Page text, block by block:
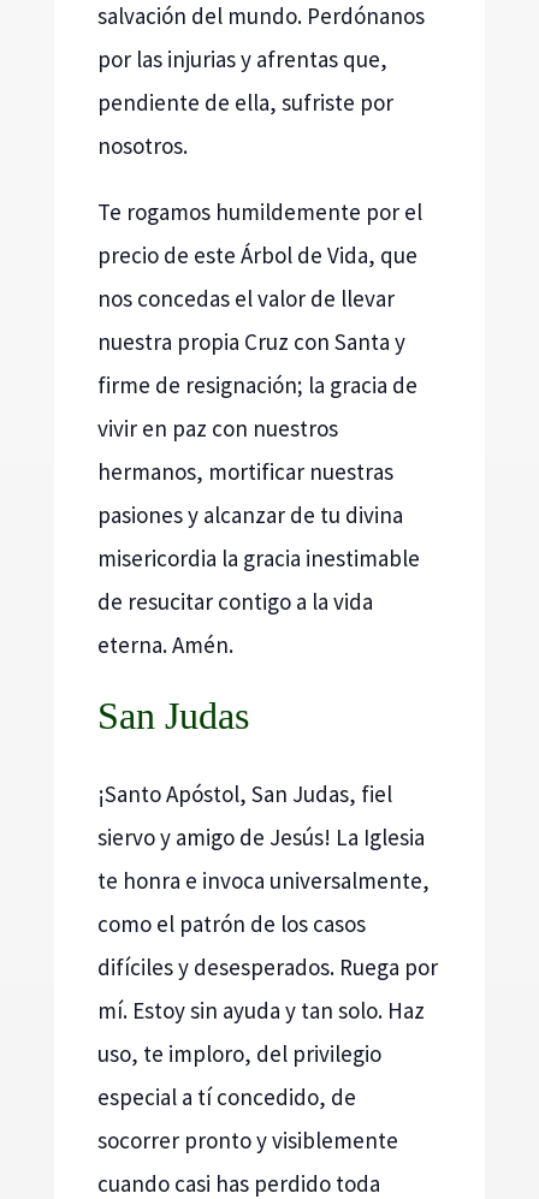
salvación del mundo. Perdónanos
por las injurias y afrentas que,
pendiente de ella, sufriste por
nosotros.
Te rogamos humildemente por el
precio de este Árbol de Vida, que
nos concedas el valor de llevar
nuestra propia Cruz con Santa y
firme de resignación; la gracia de
vivir en paz con nuestros
hermanos, mortificar nuestras
pasiones y alcanzar de tu divina
misericordia la gracia inestimable
de resucitar contigo a la vida
eterna. Amén.
San Judas
¡Santo Apóstol, San Judas, fiel
siervo y amigo de Jesús! La Iglesia
te honra e invoca universalmente,
como el patrón de los casos
difíciles y desesperados. Ruega por
mí. Estoy sin ayuda y tan solo. Haz
uso, te imploro, del privilegio
especial a tí concedido, de
socorrer pronto y visiblemente
cuando casi has perdido toda